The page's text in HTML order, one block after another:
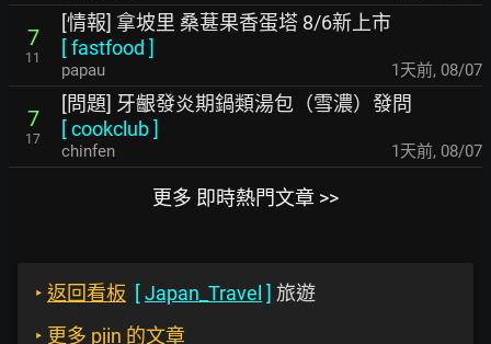
7
11
[情報] 拿坡里 桑葚果香蛋塔 8/6新上市
[fastfood ]
papau 1天前, 08/07
7
17
[問題] 牙齦發炎期鍋類湯包（雪濃）發問
[cookclub]
chinfen 1天前, 08/07
更多 即時熱門文章 >>
‣ 返回看板 [Japan_Travel ] 旅遊
‣ 更多 pjin 的文章